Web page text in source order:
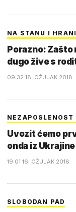
NA STANU I HRANI
Porazno:
dugo žive s
09:32 18. OŽUJAK 2018.
NEZAPOSLENOST
Uvozit ćemo
onda iz Ukrajine
19:01 16. OŽUJAK 2018.
SLOBODAN PAD